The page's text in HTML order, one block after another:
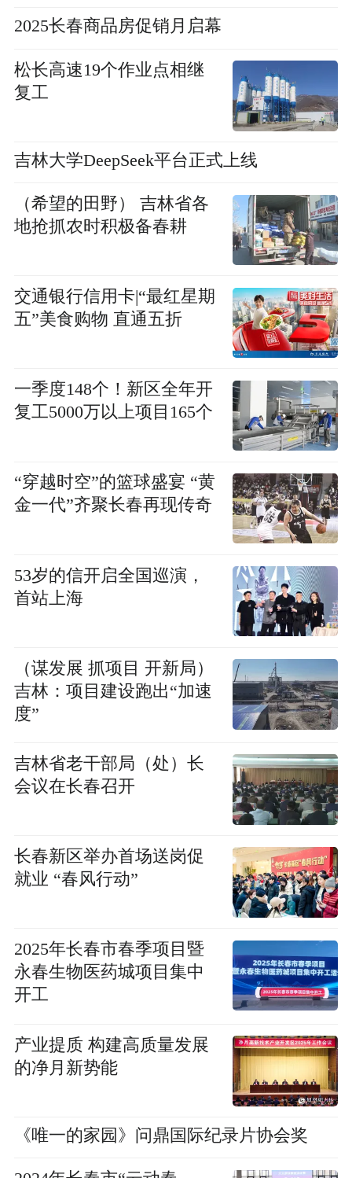
2025长春商品房促销月启幕
松长高速19个作业点相继
复工
吉林大学DeepSeek平台正式上线
（希望的田野） 吉林省各
地抢抓农时积极备春耕
交通银行信用卡|“最红星期
五”美食购物 直通五折
一季度148个！新区全年开
复工5000万以上项目165个
“穿越时空”的篮球盛宴 “黄
金一代”齐聚长春再现传奇
53岁的信开启全国巡演，
首站上海
（谋发展 抓项目 开新局）
吉林：项目建设跑出“加速
度”
吉林省老干部局（处）长
会议在长春召开
长春新区举办首场送岗促
就业 “春风行动”
2025年长春市春季项目暨
永春生物医药城项目集中
开工
产业提质 构建高质量发展
的净月新势能
《唯一的家园》问鼎国际纪录片协会奖